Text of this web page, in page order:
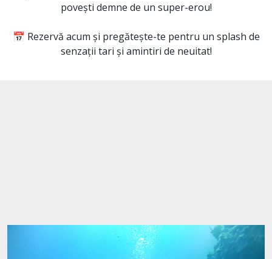
povești demne de un super-erou!
📅 Rezervă acum și pregătește-te pentru un splash de
senzații tari și amintiri de neuitat!